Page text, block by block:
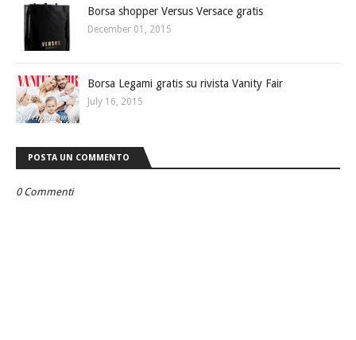
Borsa shopper Versus Versace gratis
December 01, 2015
Borsa Legami gratis su rivista Vanity Fair
July 16, 2015
POSTA UN COMMENTO
0 Commenti